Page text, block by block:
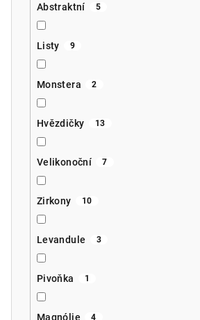
Abstraktní 5
Listy 9
Monstera 2
Hvězdičky 13
Velikonoční 7
Zirkony 10
Levandule 3
Pivoňka 1
Magnólie 4